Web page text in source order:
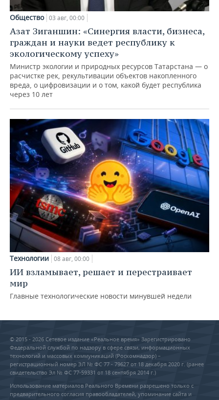
Общество 03 авг, 00:00
Азат Зиганшин: «Синергия власти, бизнеса,
граждан и науки ведет республику к
экологическому успеху»
Министр экологии и природных ресурсов Татарстана — о
расчистке рек, рекультивации объектов накопленного
вреда, о цифровизации и о том, какой будет республика
через 10 лет
Технологии 08 авг, 00:00
ИИ взламывает, решает и перестраивает
мир
Главные технологические новости минувшей недели
© 2015 - 2026 Сетевое издание «Реальное время» Зарегистрировано
Федеральной службой по надзору в сфере связи, информационных
технологий и массовых коммуникаций (Роскомнадзор) –
регистрационный номер ЭЛ № ФС 77 - 79627 от 18 декабря 2020 г. (ранее
свидетельство Эл № ФС 77-59331 от 18 сентября 2014 г.)
Использование материалов Реального Времени разрешено только с
предварительного согласия правообладателей, упоминание сайта и